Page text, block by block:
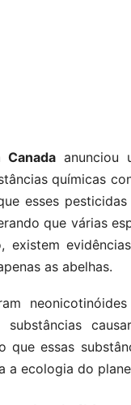
Canada anunciou
químicas
esses
que várias
existem
as abelhas.
substâncias
que essas
a ecologia do